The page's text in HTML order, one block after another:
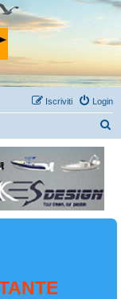
Login
Iscriviti